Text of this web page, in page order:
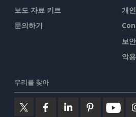
보도 자료 키트
문의하기
개
보
악
우리를 찾아